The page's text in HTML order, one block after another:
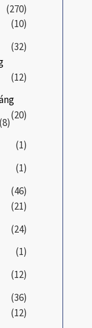
(270)
(10)
(32)
(12)
(20)
(8)
(1)
(1)
(46)
(21)
(24)
(1)
(12)
(36)
(12)